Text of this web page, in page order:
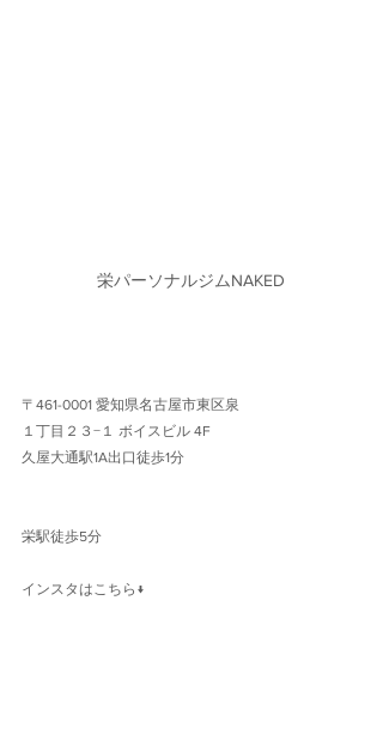
栄パーソナルジムNAKED
〒461-0001 愛知県名古屋市東区泉
１丁目２３−１ ボイスビル 4F
久屋大通駅1A出口徒歩1分
栄駅徒歩5分
インスタはこちら↓